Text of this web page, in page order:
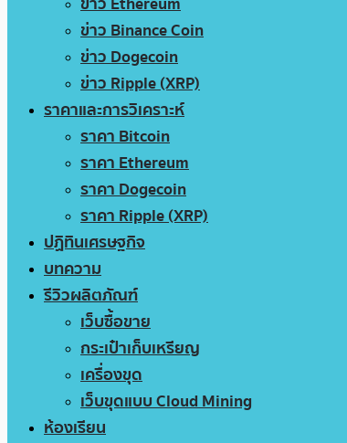
ข่าว Binance Coin
ข่าว Dogecoin
ข่าว Ripple (XRP)
ราคาและการวิเคราะห์
ราคา Bitcoin
ราคา Ethereum
ราคา Dogecoin
ราคา Ripple (XRP)
ปฏิทินเศรษฐกิจ
บทความ
รีวิวผลิตภัณฑ์
เว็บซื้อขาย
กระเป๋าเก็บเหรียญ
เครื่องขุด
เว็บขุดแบบ Cloud Mining
ห้องเรียน